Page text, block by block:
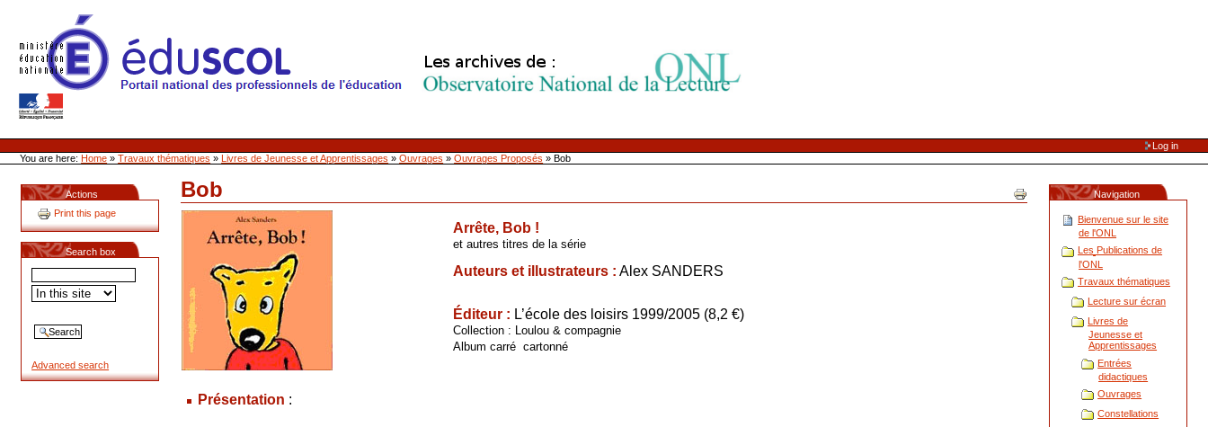
Site Web de l'ONL
Sections
Personal
tools
Log in
You are here:Home » Travaux thématiques »Livres de Jeunesse et Apprentissages »Ouvrages »Ouvrages Proposés »Bob
Actions
Print this page
Search box
Advanced search
Bob
Document
Actions
Arrête, Bob !
et autres titres de la série
Auteurs et illustrateurs : Alex SANDERS
Éditeur : L’école des loisirs 1999/2005 (8,2 €)
Collection : Loulou & compagnie
Album carré cartonné
Présentation :
Navigation
Bienvenue sur le site
de l'ONL
Les Publications de
l'ONL
Travaux thématiques
Lecture sur écran
Livres de
Jeunesse et
Apprentissages
Entrées
didactiques
Ouvrages
Constellations